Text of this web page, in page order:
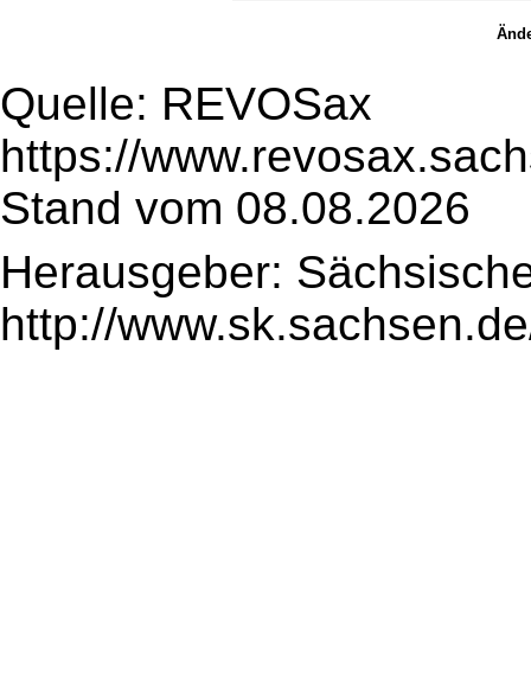
Quelle: REVOSax
https://
Stand vom 08.08.2026
Herausgeber:
http://